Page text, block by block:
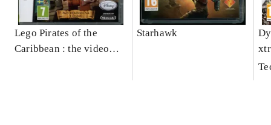
Lego Pirates of the
Caribbean : the video
Starhawk